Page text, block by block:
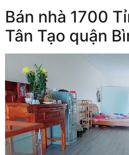
Bán nhà 1700
Tân Tạo quận